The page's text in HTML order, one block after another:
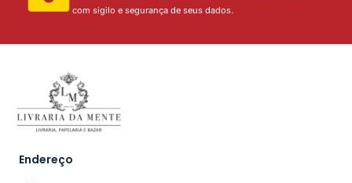
com sigilo e segurança de seus dados.
Endereço